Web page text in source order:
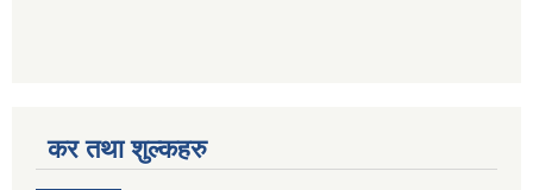
कर तथा शुल्कहरु